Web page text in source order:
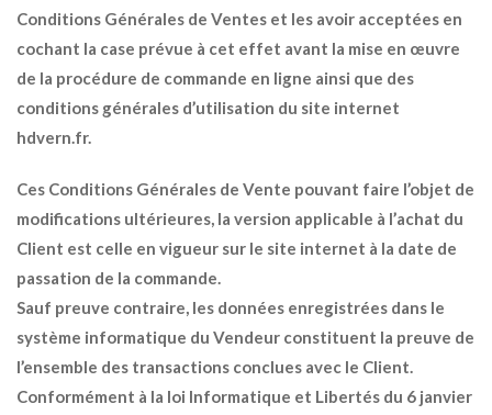
Conditions Générales de Ventes et les avoir acceptées en
cochant la case prévue à cet effet avant la mise en œuvre
de la procédure de commande en ligne ainsi que des
conditions générales d’utilisation du site internet
hdvern.fr.
Ces Conditions Générales de Vente pouvant faire l’objet de
modifications ultérieures, la version applicable à l’achat du
Client est celle en vigueur sur le site internet à la date de
passation de la commande.
Sauf preuve contraire, les données enregistrées dans le
système informatique du Vendeur constituent la preuve de
l’ensemble des transactions conclues avec le Client.
Conformément à la loi Informatique et Libertés du 6 janvier